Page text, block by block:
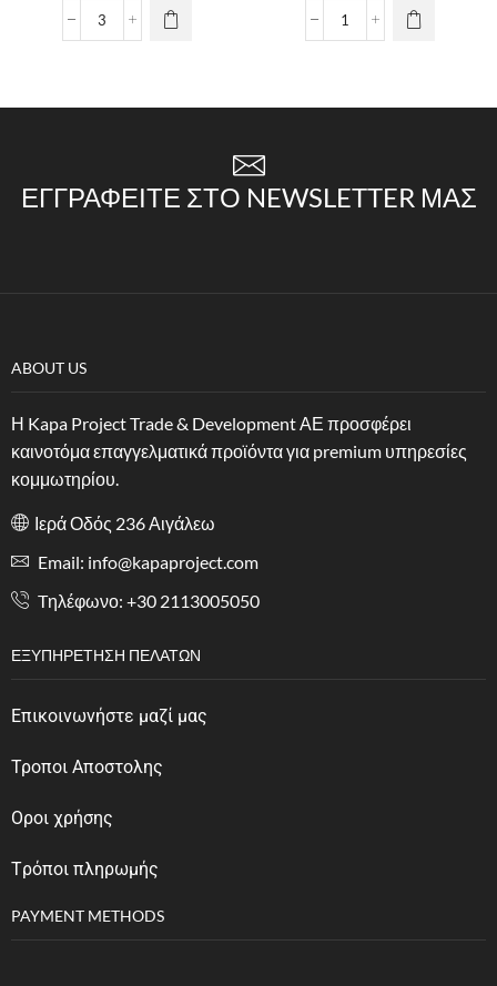
ΕΓΓΡΑΦΕΊΤΕ ΣΤΟ NEWSLETTER ΜΑΣ
ABOUT US
Η Kapa Project Trade & Development ΑΕ προσφέρει
καινοτόμα επαγγελματικά προϊόντα για premium υπηρεσίες
κομμωτηρίου.
Ιερά Οδός 236 Αιγάλεω
Email: info@kapaproject.com
Tηλέφωνο: +30 2113005050
ΕΞΥΠΗΡΈΤΗΣΗ ΠΕΛΑΤΏΝ
Επικοινωνήστε μαζί μας
Τροποι Αποστολης
Οροι χρήσης
Tρόποι πληρωμής
PAYMENT METHODS